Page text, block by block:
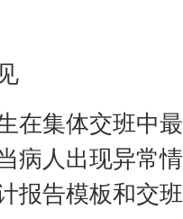
在集体交班中
病人出现异常
报告模板和交